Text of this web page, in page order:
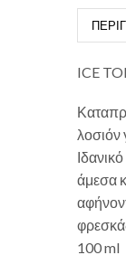
ICE
λοσιόν
άμεσα
100 ml